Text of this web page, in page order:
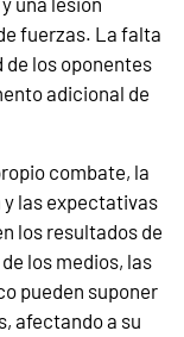
fuerzas. La falta
de los oponentes
adicional de
combate, la
las expectativas
los resultados de
los medios, las
pueden suponer
afectando a su